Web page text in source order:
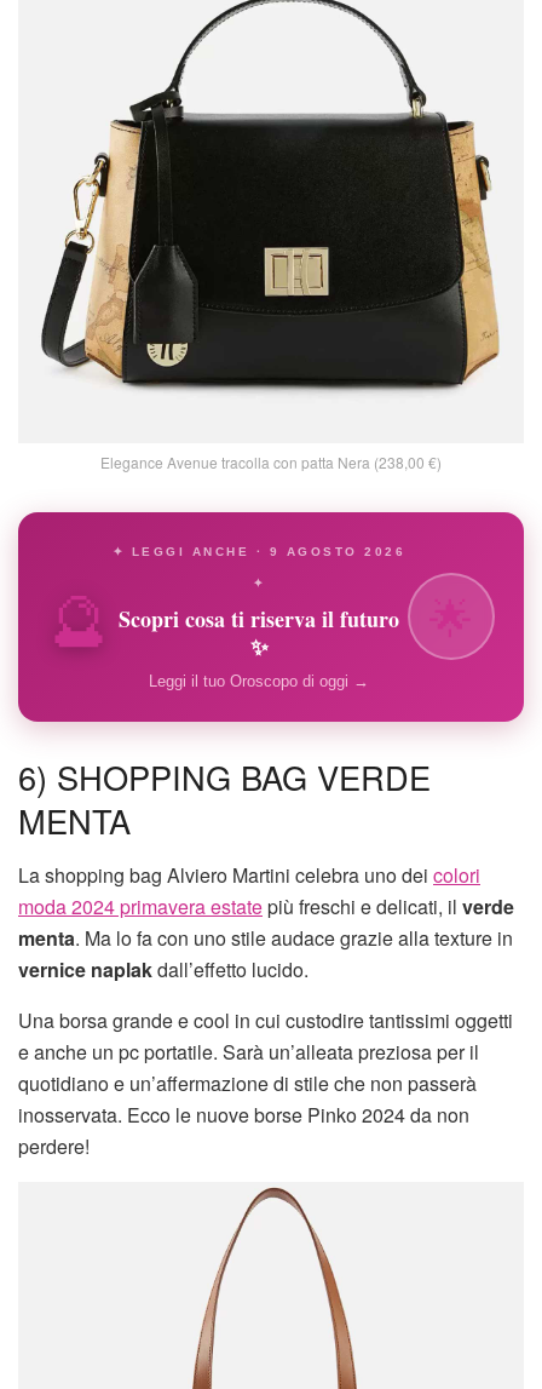
Elegance Avenue tracolla con patta Nera (238,00 €)
🔮
✦ LEGGI ANCHE · 9 AGOSTO 2026
✦
Scopri cosa ti riserva il futuro
✨
Leggi il tuo Oroscopo di oggi →
6) SHOPPING BAG VERDE
MENTA
La shopping bag Alviero Martini celebra uno dei colori
moda 2024 primavera estatepiù freschi e delicati, il verde
menta. Ma lo fa con uno stile audace grazie alla texture in
vernice naplakdall’effetto lucido.
Una borsa grande e cool in cui custodire tantissimi oggetti
e anche un pc portatile. Sarà un’alleata preziosa per il
quotidiano e un’affermazione di stile che non passerà
inosservata. Ecco le nuove borse Pinko 2024 da non
perdere!